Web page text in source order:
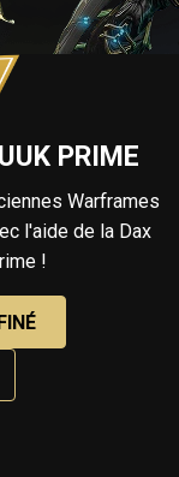
PRIME
Warframes
l'aide de la Dax
!